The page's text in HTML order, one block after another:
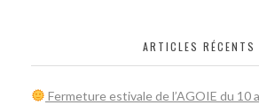
ARTICLES RÉCENTS
Fermeture estivale de l’AGOIE du 10